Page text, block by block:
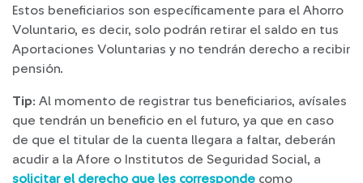
Estos beneficiarios son específicamente para el Ahorro
Voluntario, es decir, solo podrán retirar el saldo en tus
Aportaciones Voluntarias y no tendrán derecho a recibir
pensión.
Tip: Al momento de registrar tus beneficiarios, avísales
que tendrán un beneficio en el futuro, ya que en caso
de que el titular de la cuenta llegara a faltar, deberán
acudir a la Afore o Institutos de Seguridad Social, a
solicitar el derecho que les corresponde como